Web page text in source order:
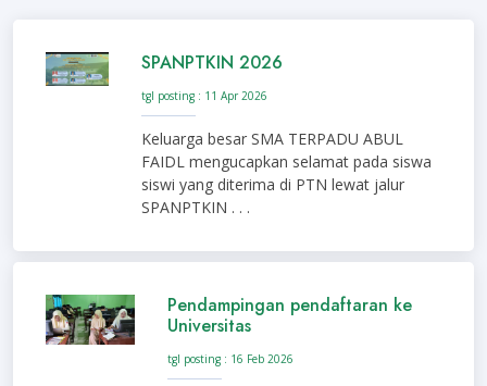
SPANPTKIN 2026
tgl posting : 11 Apr 2026
Keluarga besar SMA TERPADU ABUL
FAIDL mengucapkan selamat pada siswa
siswi yang diterima di PTN lewat jalur
SPANPTKIN . . .
Pendampingan pendaftaran ke
Universitas
tgl posting : 16 Feb 2026